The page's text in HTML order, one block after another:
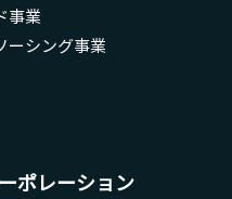
事業
ーシング事業
ポレーション